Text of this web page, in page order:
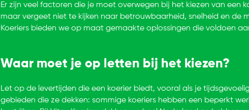
Er zijn veel factoren die je moet overwegen bij het kiezen van een
maar vergeet niet te kijken naar betrouwbaarheid, snelheid en de
Koeriers bieden we op maat gemaakte oplossingen die voldoen
Waar moet je op letten bij het kiezen?
Let op de levertijden die een koerier biedt, vooral als je
gebieden die ze dekken: sommige koeriers hebben een beperkt